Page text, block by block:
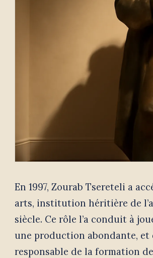
En 1997, Zourab Tsereteli a
arts, institution héritière de
siècle. Ce rôle l’a conduit à
une production abondante, et
responsable de la formation